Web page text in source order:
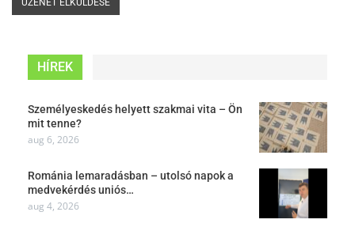
HÍREK
Személyeskedés helyett szakmai vita – Ön
mit tenne?
aug 6, 2026
Románia lemaradásban – utolsó napok a
medvekérdés uniós…
aug 4, 2026